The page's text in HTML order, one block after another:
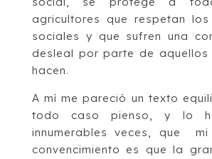
agricultores que respetan los
sociales y que sufren una
desleal por parte de aquellos
hacen.
A mí me pareció un texto
todo caso pienso, y lo
innumerables veces, que mi
convencimiento es que la